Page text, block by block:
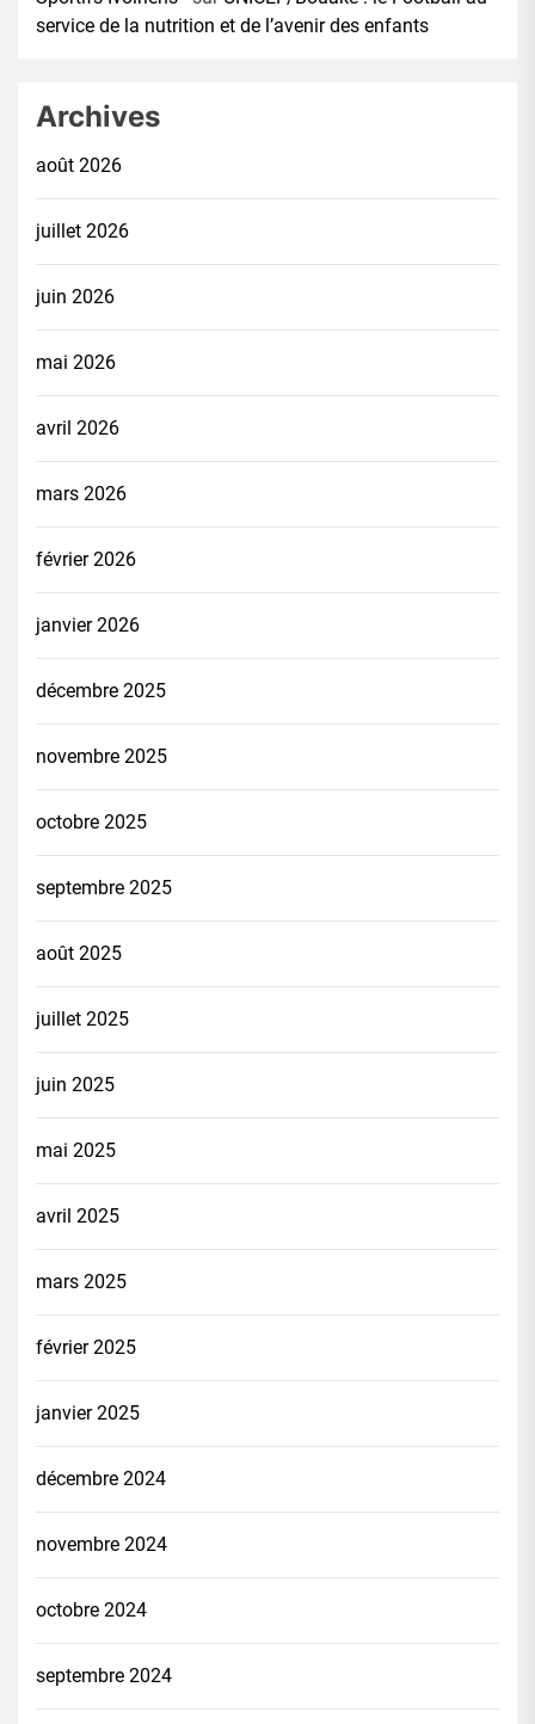
service de la nutrition et de l’avenir des enfants
Archives
août 2026
juillet 2026
juin 2026
mai 2026
avril 2026
mars 2026
février 2026
janvier 2026
décembre 2025
novembre 2025
octobre 2025
septembre 2025
août 2025
juillet 2025
juin 2025
mai 2025
avril 2025
mars 2025
février 2025
janvier 2025
décembre 2024
novembre 2024
octobre 2024
septembre 2024